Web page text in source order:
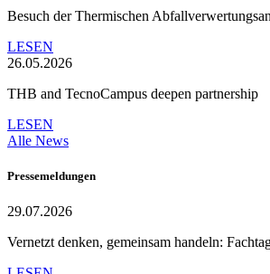
Besuch der Thermischen
LESEN
26.05.2026
THB and TecnoCampus deepen partnership
LESEN
Alle News
Pressemeldungen
29.07.2026
Vernetzt denken, gemeinsam handeln: